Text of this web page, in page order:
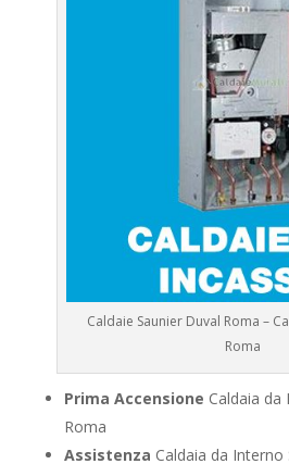
Caldaie Saunier Duval Roma –
Roma
Prima Accensione Caldaia da
Roma
Assistenza Caldaia da